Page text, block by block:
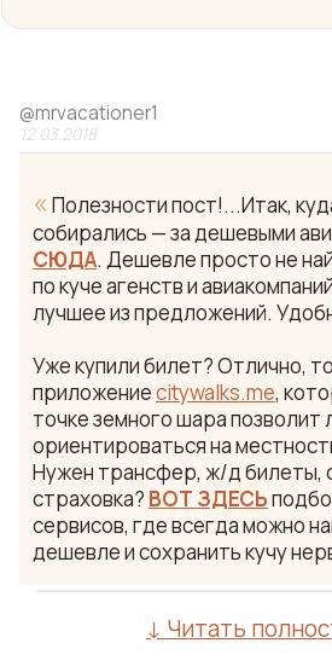
@mrvacationer1
12.03.2018
« Полезности пост!...Итак,
собирались — за дешевыми
СЮДА. Дешевле просто не
по куче агенств и
лучшее из предложений.
Уже купили билет? Отлично,
приложениеcitywalks.me,
точке земного шара позволит
ориентироваться на
Нужен трансфер, ж/д билеты,
страховка? ВОТ ЗДЕСЬ
сервисов, где всегда можно
дешевле и сохранить кучу
↓ Читать